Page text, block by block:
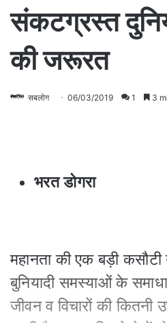
संकटग्रस्त
की जरूरत
सबलोग 06/03/2019 1 3
भरत डोगरा
महानता की एक बड़ी
बुनियादी समस्याओं के
जीवन व विचारों की कितनी